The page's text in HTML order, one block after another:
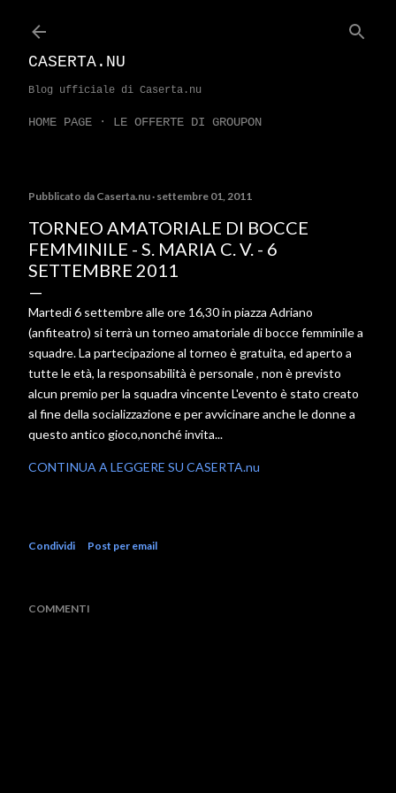
CASERTA.NU
Blog ufficiale di Caserta.nu
HOME PAGE LE OFFERTE DI GROUPON
Pubblicato da Caserta.nu settembre 01, 2011
TORNEO AMATORIALE DI BOCCE
FEMMINILE - S. MARIA C. V. - 6
SETTEMBRE 2011
Martedi 6 settembre alle ore 16,30 in piazza Adriano
(anfiteatro) si terrà un torneo amatoriale di bocce femminile a
squadre. La partecipazione al torneo è gratuita, ed aperto a
tutte le età, la responsabilità è personale , non è previsto
alcun premio per la squadra vincente L'evento è stato creato
al fine della socializzazione e per avvicinare anche le donne a
questo antico gioco,nonché invita...
CONTINUA A LEGGERE SU CASERTA.nu
Condividi Post per email
COMMENTI